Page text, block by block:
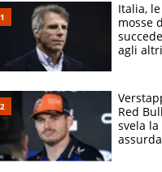
Italia,
mosse
agli
azzurri
Red
svela